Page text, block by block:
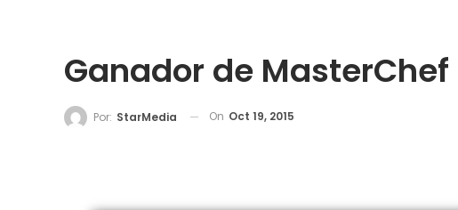
Ganador de
Por: StarMedia On Oct 19, 2015